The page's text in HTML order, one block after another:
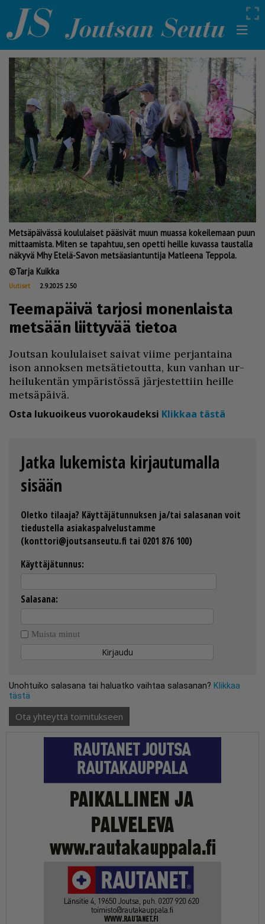
Metsäpäivässä koululaiset pääsivät muun muassa kokeilemaan puun
mittaamista. Miten se tapahtuu, sen opetti heille kuvassa taustalla
näkyvä Mhy Etelä-Savon metsäasiantuntija Matleena Teppola.
Tarja Kuikka
Uutiset 2.9.2025 2.50
Teemapäivä tarjosi monenlaista
metsään liittyvää tietoa
Jout­san kou­lu­lai­set sai­vat vii­me per­jan­tai­na
ison an­nok­sen met­sä­tie­tout­ta, kun van­han ur­
hei­lu­ken­tän ym­pä­ris­tös­sä jär­jes­tet­tiin heil­le
met­sä­päi­vä.
Osta lukuoikeus vuorokaudeksi Klikkaa tästä
Jatka lukemista kirjautumalla
sisään
Oletko tilaaja? Käyttäjätunnuksen ja/tai salasanan voit
tiedustella asiakaspalvelustamme
(konttori@joutsanseutu.fi tai 0201 876 100)
Käyttäjätunnus:
Salasana:
Muista minut
Unohtuiko salasana tai haluatko vaihtaa salasanan? Klikkaa
tästä
Ota yhteyttä toimitukseen